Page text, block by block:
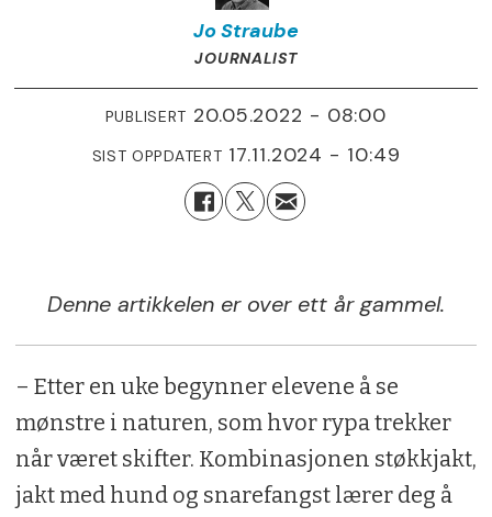
JoStraube
JOURNALIST
PUBLISERT 20.05.2022 - 08:00
SIST OPPDATERT 17.11.2024 - 10:49
Denne artikkelen er over ett år gammel.
– Etter en uke begynner elevene å se
mønstre i naturen, som hvor rypa trekker
når været skifter. Kombinasjonen støkkjakt,
jakt med hund og snarefangst lærer deg å